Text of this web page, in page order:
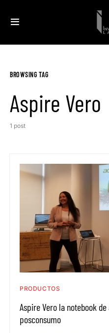
BROWSING TAG
Aspire Vero
1 post
PRODUCTOS
Aspire Vero la notebook
posconsumo